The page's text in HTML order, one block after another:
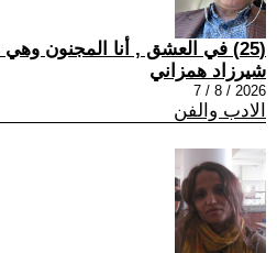
(25) في العشق , أنا المجنون وهي ذاتها ليلى
شيرزاد همزاني
2026 / 8 / 7
الادب والفن